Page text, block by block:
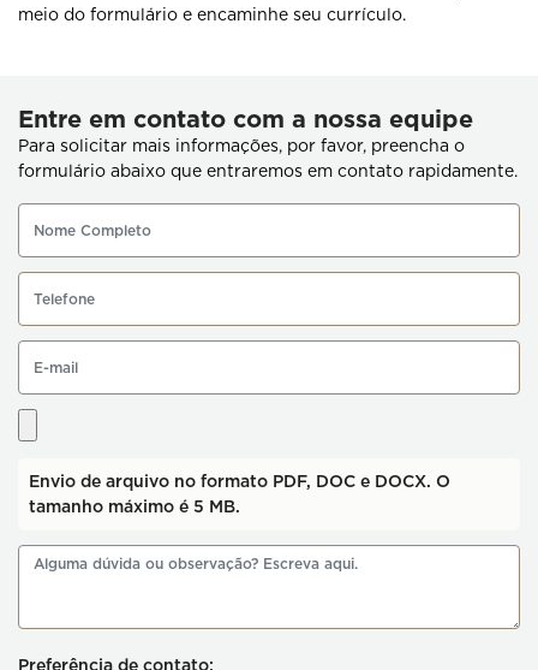
meio do formulário e encaminhe seu currículo.
Entre em contato com a nossa equipe
Para solicitar mais informações, por favor, preencha o
formulário abaixo que entraremos em contato rapidamente.
Envio de arquivo no formato PDF, DOC e DOCX. O
tamanho máximo é 5 MB.
Preferência de contato: